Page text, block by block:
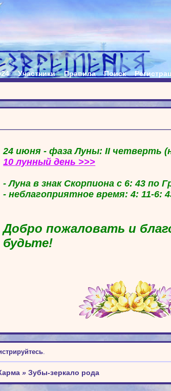
Участники Правила Поиск
24 июня - фаза Луны: II четверть
10 лунный день >>>
- Луна в знак Скорпиона с 6: 43 по
- неблагоприятное время: 4: 11-6:
Добро пожаловать и
будьте!
.
»Зубы-зеркало рода